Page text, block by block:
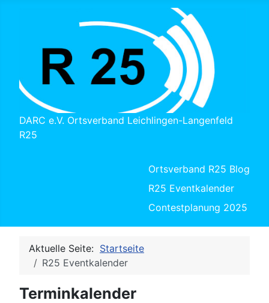
DARC e.V. Ortsverband Leichlingen-Langenfeld
R25
Ortsverband R25 Blog
R25 Eventkalender
Contestplanung 2025
Aktuelle Seite: Startseite
R25 Eventkalender
Terminkalender